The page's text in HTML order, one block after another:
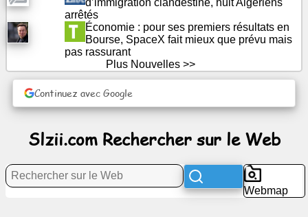
Divertissement
social
Nouvelles
Icônes
gratuites
arrêtés
Économie : pour ses premiers résultats en
Bourse, SpaceX fait mieux que prévu mais
pas rassurant
Plus Nouvelles >>
Continuez avec Google
Slzii.com Rechercher sur le Web
Webmap